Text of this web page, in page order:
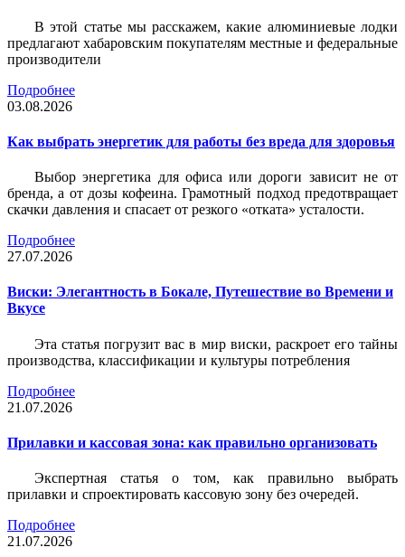
В этой статье мы расскажем, какие алюминиевые лодки
предлагают хабаровским покупателям местные и федеральные
производители
Подробнее
03.08.2026
Как выбрать энергетик для работы без вреда для здоровья
Выбор энергетика для офиса или дороги зависит не от
бренда, а от дозы кофеина. Грамотный подход предотвращает
скачки давления и спасает от резкого «отката» усталости.
Подробнее
27.07.2026
Виски: Элегантность в Бокале, Путешествие во Времени и
Вкусе
Эта статья погрузит вас в мир виски, раскроет его тайны
производства, классификации и культуры потребления
Подробнее
21.07.2026
Прилавки и кассовая зона: как правильно организовать
Экспертная статья о том, как правильно выбрать
прилавки и спроектировать кассовую зону без очередей.
Подробнее
21.07.2026